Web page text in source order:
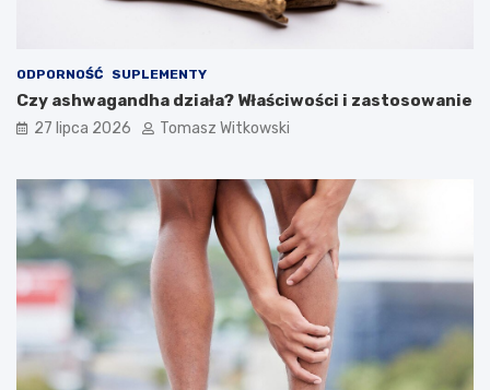
ODPORNOŚĆ SUPLEMENTY
Czy ashwagandha działa? Właściwości i zastosowanie
27 lipca 2026 Tomasz Witkowski